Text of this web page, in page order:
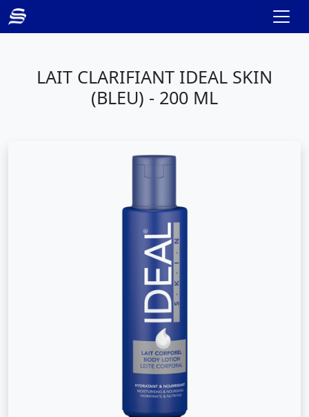
LAIT CLARIFIANT IDEAL SKIN
(BLEU) - 200 ML